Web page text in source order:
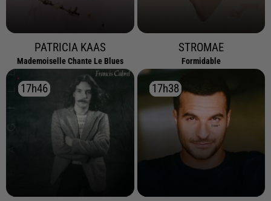
PATRICIA KAAS
Mademoiselle Chante Le Blues
STROMAE
Formidable
17h46
17h46 17h38
17h38